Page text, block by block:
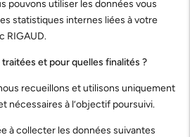
pouvons utiliser les données vous
statistiques internes liées à votre
RIGAUD.
et pour quelles finalités ?
recueillons et utilisons uniquement
nécessaires à l’objectif poursuivi.
à collecter les données suivantes